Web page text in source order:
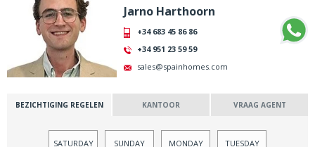
Jarno Harthoorn
+34 683 45 86 86
+34 951 23 59 59
sales@spainhomes.com
BEZICHTIGING REGELEN KANTOOR VRAAG AGENT
SATURDAY SUNDAY MONDAY TUESDAY